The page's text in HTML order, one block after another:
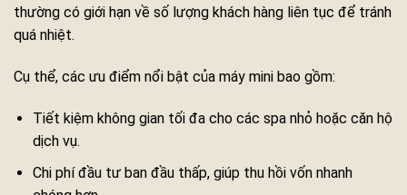
thường có giới hạn về số lượng khách hàng liên tục để tránh
quá nhiệt.
Cụ thể, các ưu điểm nổi bật của máy mini bao gồm:
Tiết kiệm không gian tối đa cho các spa nhỏ hoặc căn hộ
dịch vụ.
Chi phí đầu tư ban đầu thấp, giúp thu hồi vốn nhanh